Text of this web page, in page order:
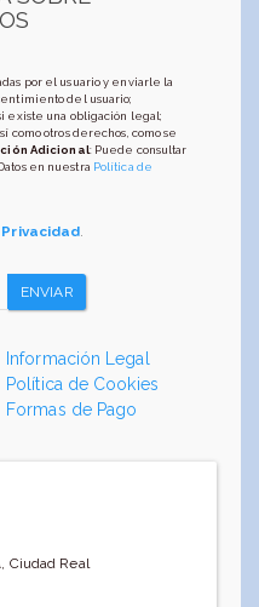
por el usuario y enviarle la
del usuario;
existe una obligación legal;
como otros derechos, como se
Adicional: Puede consultar
en nuestra Política de
.
ENVIAR
Información Legal
Política de Cookies
Formas de Pago
, Ciudad Real